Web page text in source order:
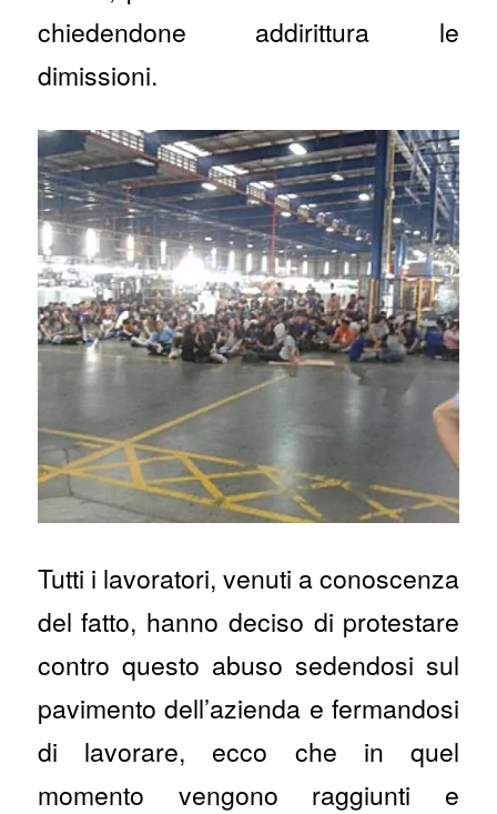
chiedendone addirittura le
dimissioni.
Tutti i lavoratori, venuti a conoscenza
del fatto, hanno deciso di protestare
contro questo abuso sedendosi sul
pavimento dell’azienda e fermandosi
di lavorare, ecco che in quel
momento vengono raggiunti e